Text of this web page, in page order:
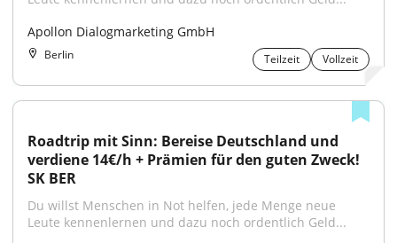
Apollon Dialogmarketing GmbH
Berlin Teilzeit Vollzeit
Roadtrip mit Sinn: Bereise Deutschland und
verdiene 14€/h + Prämien für den guten Zweck!
SK BER
Du willst Menschen in Not helfen, jede Menge neue
Leute kennenlernen und dazu noch ordentlich Geld...